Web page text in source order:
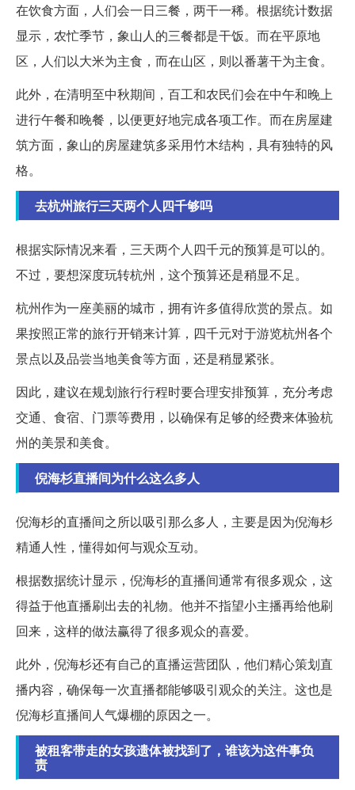
在饮食方面，人们会一日三餐，两干一稀。根据统计数据
显示，农忙季节，象山人的三餐都是干饭。而在平原地
区，人们以大米为主食，而在山区，则以番薯干为主食。
此外，在清明至中秋期间，百工和农民们会在中午和晚上
进行午餐和晚餐，以便更好地完成各项工作。而在房屋建
筑方面，象山的房屋建筑多采用竹木结构，具有独特的风
格。
去杭州旅行三天两个人四千够吗
根据实际情况来看，三天两个人四千元的预算是可以的。
不过，要想深度玩转杭州，这个预算还是稍显不足。
杭州作为一座美丽的城市，拥有许多值得欣赏的景点。如
果按照正常的旅行开销来计算，四千元对于游览杭州各个
景点以及品尝当地美食等方面，还是稍显紧张。
因此，建议在规划旅行行程时要合理安排预算，充分考虑
交通、食宿、门票等费用，以确保有足够的经费来体验杭
州的美景和美食。
倪海杉直播间为什么这么多人
倪海杉的直播间之所以吸引那么多人，主要是因为倪海杉
精通人性，懂得如何与观众互动。
根据数据统计显示，倪海杉的直播间通常有很多观众，这
得益于他直播刷出去的礼物。他并不指望小主播再给他刷
回来，这样的做法赢得了很多观众的喜爱。
此外，倪海杉还有自己的直播运营团队，他们精心策划直
播内容，确保每一次直播都能够吸引观众的关注。这也是
倪海杉直播间人气爆棚的原因之一。
被租客带走的女孩遗体被找到了，谁该为这件事负
责